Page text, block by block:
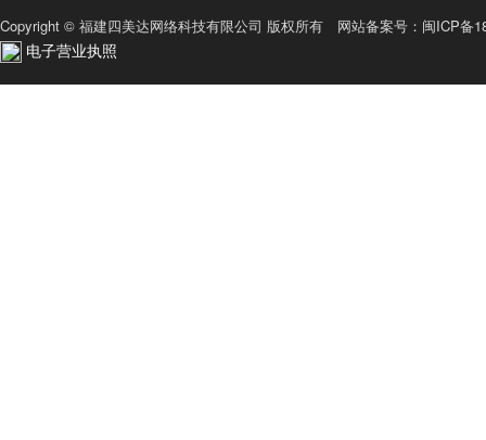
Copyright © 福建四美达网络科技有限公司 版权所有 网站备案号： 闽ICP备
电子营业执照